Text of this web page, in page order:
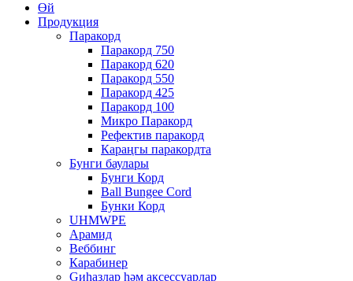
Өй
Продукция
Паракорд
Паракорд 750
Паракорд 620
Паракорд 550
Паракорд 425
Паракорд 100
Микро Паракорд
Рефектив паракорд
Караңгы паракордта
Бунги баулары
Бунги Корд
Ball Bungee Cord
Бунки Корд
UHMWPE
Арамид
Веббинг
Карабинер
Gиһазлар һәм аксессуарлар